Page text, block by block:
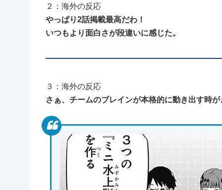
２：海外の反応
やっぱり2話掲載最高だわ！
いつもより面白さが段違いに感じた。
３：海外の反応
さぁ、チームのブレインが本格的に動き出す時が